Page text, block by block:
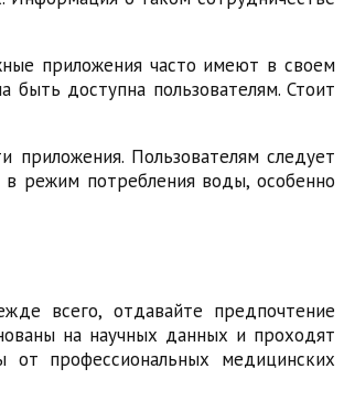
приложения часто имеют в своем
доступна пользователям. Стоит
Пользователям следует
режим потребления воды, особенно
всего, отдавайте предпочтение
на научных данных и проходят
профессиональных медицинских